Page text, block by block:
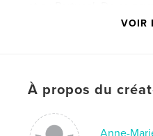
gagna ensuite
Caractéristiques
VOIR
À propos du
Anne-